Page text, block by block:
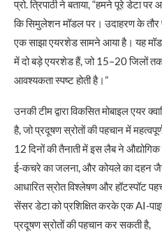
प्रो. त्रिपाठी ने बताया, “हमने पूरे डेटा
कि सिमुलेशन मॉडल पर। उदाहरण के तौर
एक साझा एयरशेड सामने आया है। यह
में दो बड़े एयरशेड हैं, जो 15–20 जिलों
आवश्यकता स्पष्ट होती है।”
उनकी टीम द्वारा विकसित मोबाइल एयर
है, जो प्रदूषण स्रोतों की पहचान में
12 दिनों की तैनाती में इस लैब ने
ई-कचरे का जलना, और कोयले का दहन
आधारित स्रोत विश्लेषण और हॉटस्पॉट
सेंसर डेटा को प्रशिक्षित करके एक AI-
प्रदूषण स्रोतों की पहचान कर सकती है,